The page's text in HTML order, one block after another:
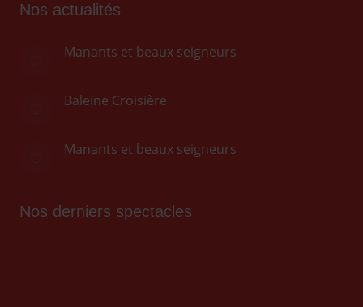
Nos actualités
Manants et beaux seigneurs
Baleine Croisière
Manants et beaux seigneurs
Nos derniers spectacles